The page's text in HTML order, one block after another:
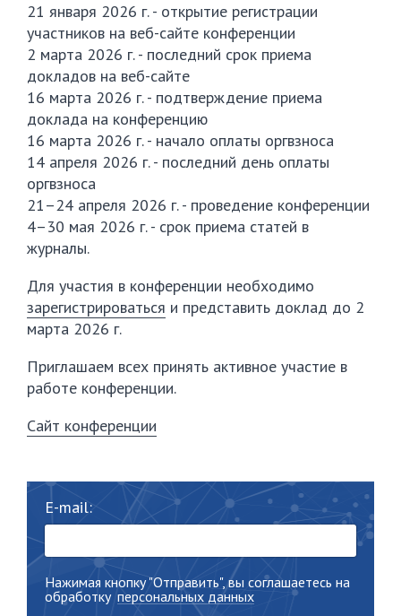
21 января 2026 г. - открытие регистрации
участников на веб-сайте конференции
2 марта 2026 г. - последний срок приема
докладов на веб-сайте
16 марта 2026 г. - подтверждение приема
доклада на конференцию
16 марта 2026 г. - начало оплаты оргвзноса
14 апреля 2026 г. - последний день оплаты
оргвзноса
21–24 апреля 2026 г. - проведение конференции
4–30 мая 2026 г. - срок приема статей в
журналы.
Для участия в конференции необходимо
зарегистрироваться и представить доклад до 2
марта 2026 г.
Приглашаем всех принять активное участие в
работе конференции.
Сайт конференции
E-mail:
Нажимая кнопку "Отправить", вы соглашаетесь на
обработку персональных данных